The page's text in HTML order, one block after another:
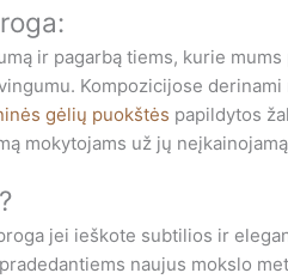
ir pagarbą tiems, kurie
Kompozicijose
gėlių puokštės papildytos
mokytojams už jų
jei ieškote subtilios ir
naujus mokslo